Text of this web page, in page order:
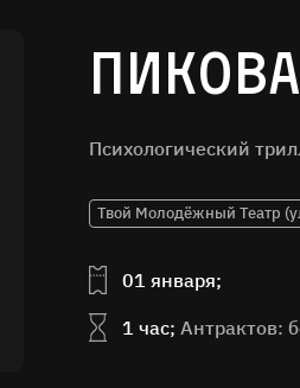
Психологический
Твой Молодёжный Театр
01 января;
1 час; Антрактов: